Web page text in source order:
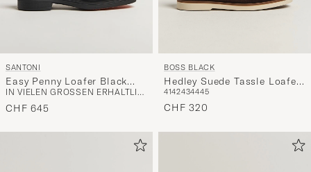
SANTONI
Easy Penny Loafer Black
Calf
IN VIELEN GRÖSSEN ERHÄLTLICH
CHF 645
BOSS BLACK
Hedley Suede Tassle Loafer
Dark Brown
4142434445
CHF 320